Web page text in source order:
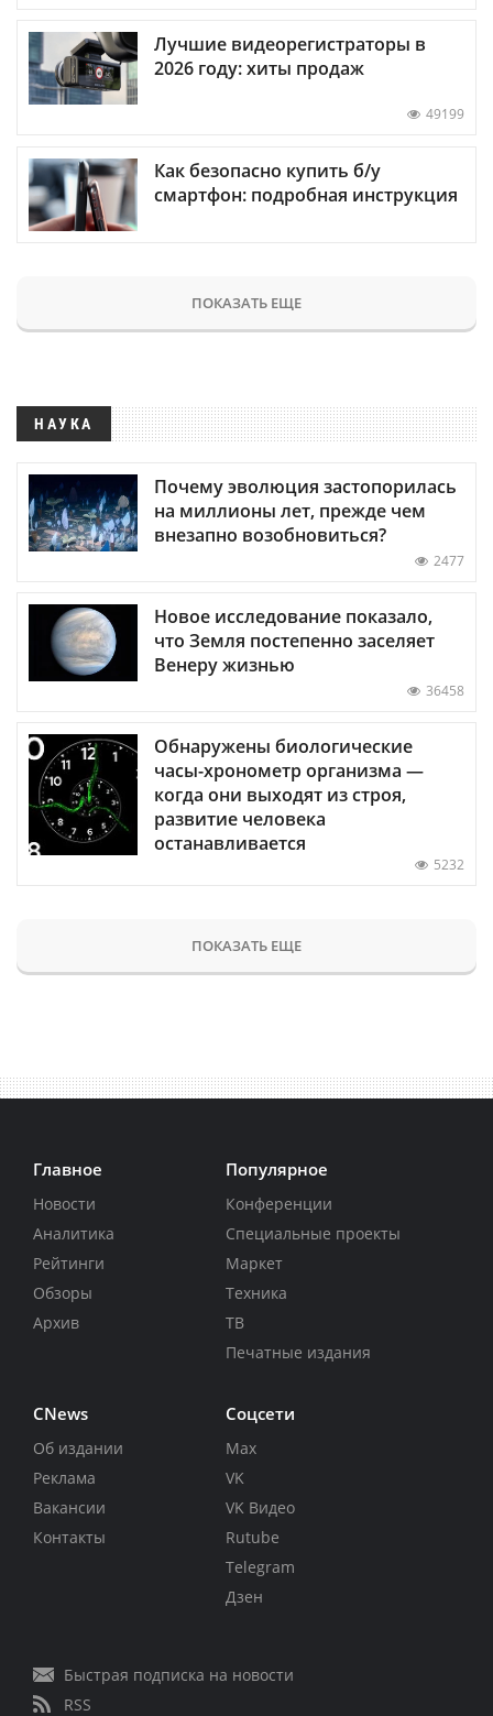
Лучшие видеорегистраторы в
2026 году: хиты продаж
49199
Как безопасно купить б/у
смартфон: подробная инструкция
ПОКАЗАТЬ ЕЩЕ
НАУКА
Почему эволюция застопорилась
на миллионы лет, прежде чем
внезапно возобновиться?
2477
Новое исследование показало,
что Земля постепенно заселяет
Венеру жизнью
36458
Обнаружены биологические
часы-хронометр организма —
когда они выходят из строя,
развитие человека
останавливается
5232
ПОКАЗАТЬ ЕЩЕ
Главное
Новости
Аналитика
Рейтинги
Обзоры
Архив
Популярное
Конференции
Специальные проекты
Маркет
Техника
ТВ
Печатные издания
CNews
Об издании
Реклама
Вакансии
Контакты
Соцсети
Max
VK
VK Видео
Rutube
Telegram
Дзен
Быстрая подписка на новости
RSS